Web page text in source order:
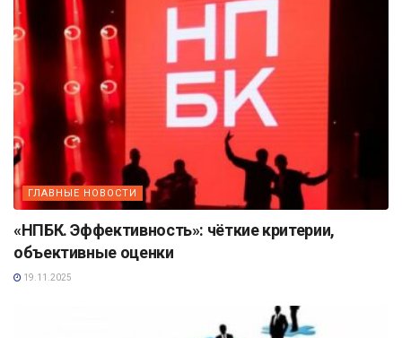
ГЛАВНЫЕ НОВОСТИ
«НПБК. Эффективность»: чёткие критерии,
объективные оценки
19.11.2025